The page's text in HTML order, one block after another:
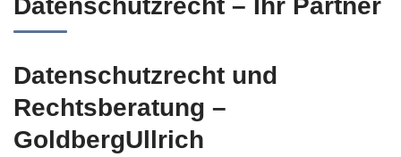
Datenschutzrecht – Ihr Partner
Datenschutzrecht und
Rechtsberatung –
GoldbergUllrich